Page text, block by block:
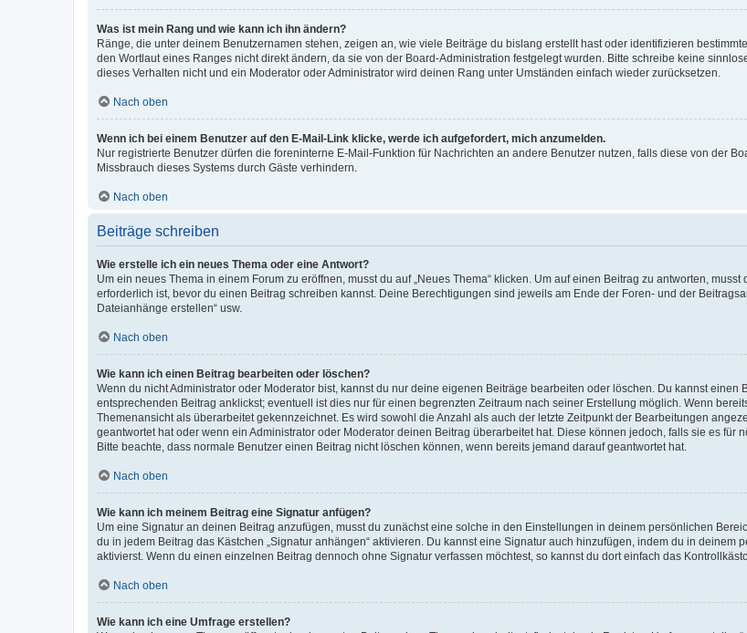
Was ist mein Rang und wie kann ich ihn ändern?
Ränge, die unter deinem Benutzernamen stehen, zeigen an, wie viele Beiträge du bislang erstellt hast oder identifizieren
den Wortlaut eines Ranges nicht direkt ändern, da sie von der Board-Administration festgelegt wurden. Bitte schreibe keine
dieses Verhalten nicht und ein Moderator oder Administrator wird deinen Rang unter Umständen einfach wieder zurücksetzen.
Nach oben
Wenn ich bei einem Benutzer auf den E-Mail-Link klicke, werde ich aufgefordert, mich anzumelden.
Nur registrierte Benutzer dürfen die foreninterne E-Mail-Funktion für Nachrichten an andere Benutzer nutzen, falls diese von der
Missbrauch dieses Systems durch Gäste verhindern.
Nach oben
Beiträge schreiben
Wie erstelle ich ein neues Thema oder eine Antwort?
Um ein neues Thema in einem Forum zu eröffnen, musst du auf „Neues Thema“ klicken. Um auf einen Beitrag zu antworten,
erforderlich ist, bevor du einen Beitrag schreiben kannst. Deine Berechtigungen sind jeweils am Ende der Foren- und der
Dateianhänge erstellen“ usw.
Nach oben
Wie kann ich einen Beitrag bearbeiten oder löschen?
Wenn du nicht Administrator oder Moderator bist, kannst du nur deine eigenen Beiträge bearbeiten oder löschen. Du kannst einen
entsprechenden Beitrag anklickst; eventuell ist dies nur für einen begrenzten Zeitraum nach seiner Erstellung möglich. Wenn
Themenansicht als überarbeitet gekennzeichnet. Es wird sowohl die Anzahl als auch der letzte Zeitpunkt der Bearbeitungen
geantwortet hat oder wenn ein Administrator oder Moderator deinen Beitrag überarbeitet hat. Diese können jedoch, falls sie es für
Bitte beachte, dass normale Benutzer einen Beitrag nicht löschen können, wenn bereits jemand darauf geantwortet hat.
Nach oben
Wie kann ich meinem Beitrag eine Signatur anfügen?
Um eine Signatur an deinen Beitrag anzufügen, musst du zunächst eine solche in den Einstellungen in deinem persönlichen
du in jedem Beitrag das Kästchen „Signatur anhängen“ aktivieren. Du kannst eine Signatur auch hinzufügen, indem du in
aktivierst. Wenn du einen einzelnen Beitrag dennoch ohne Signatur verfassen möchtest, so kannst du dort einfach das
Nach oben
Wie kann ich eine Umfrage erstellen?